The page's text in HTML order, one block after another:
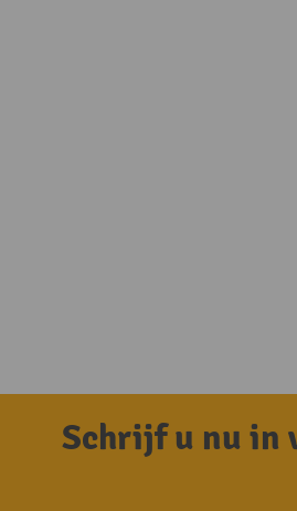
Schrijf u nu in